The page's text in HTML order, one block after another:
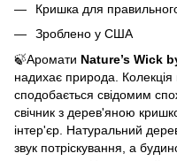
Кришка для
Зроблено у США
🍃Аромати Nature’s Wick
надихає природа. Колекція
сподобається свідомим
свічник з дерев'яною
інтер'єр. Натуральний
звук потріскування, а